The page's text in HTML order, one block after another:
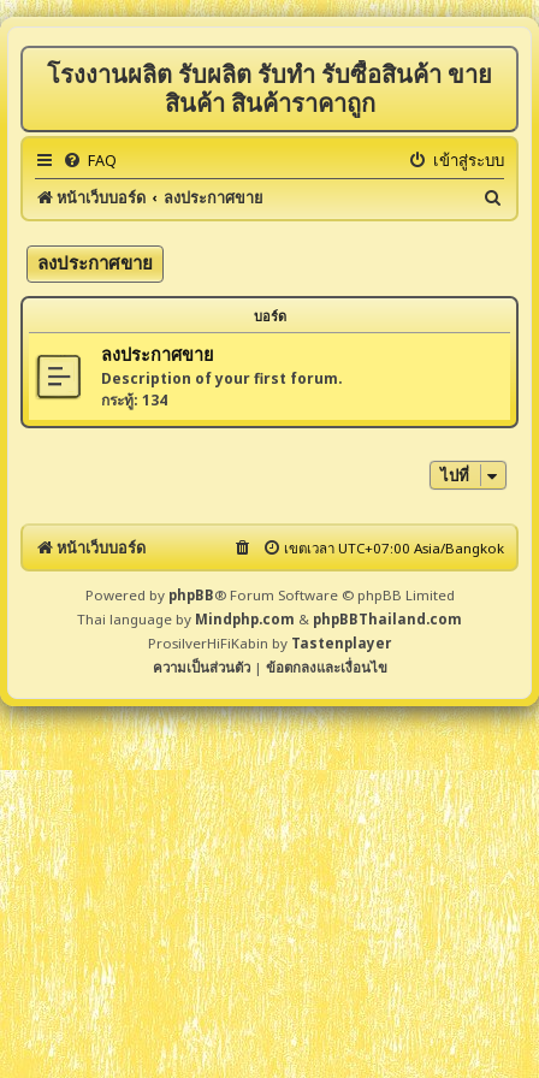
โรงงานผลิต รับผลิต รับทำ รับซื้อสินค้า ขาย
สินค้า สินค้าราคาถูก
FAQ
เข้าสู่ระบบ
หน้าเว็บบอร์ด
ลงประกาศขาย
น
ลงประกาศขาย
บอร์ด
ลงประกาศขาย
Description of your first forum.
กระทู้: 134
ไปที่
หน้าเว็บบอร์ด เขตเวลา UTC+07:00 Asia/Bangkok
Powered by phpBB® Forum Software © phpBB Limited
Thai language by Mindphp.com & phpBBThailand.com
ProsilverHiFiKabin by Tastenplayer
ความเป็นส่วนตัว| ข้อตกลงและเงื่อนไข